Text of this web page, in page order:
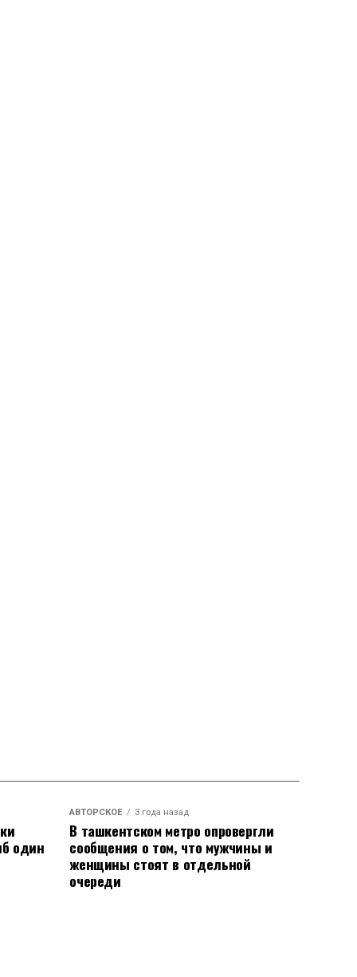
один
АВТОРСКОЕ 3 года назад
В ташкентском метро опровергли
сообщения о том, что мужчины и
женщины стоят в отдельной
очереди